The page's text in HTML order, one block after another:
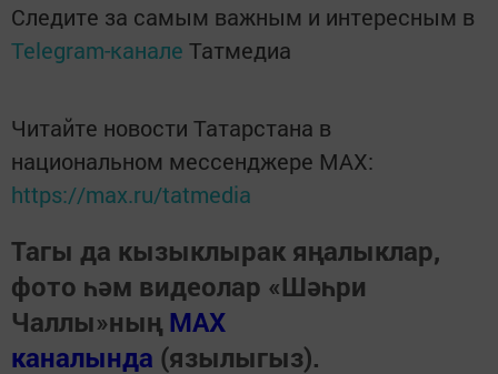
Следите за самым важным и интересным в
Telegram-канале Татмедиа
Читайте новости Татарстана в
национальном мессенджере MАХ:
https://max.ru/tatmedia
Тагы да кызыклырак яңалыклар,
фото һәм видеолар «Шәһри
Чаллы»ның MAX
каналында (язылыгыз).